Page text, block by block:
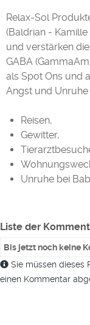
Relax-Sol
(Baldrian -
und verstärken
GABA
als Spot Ons und
Angst und Unruhe
Reisen,
Gewitter,
Unruhe bei
Liste der
Bis jetzt noch keine
Sie müssen dieses
einen Kommentar